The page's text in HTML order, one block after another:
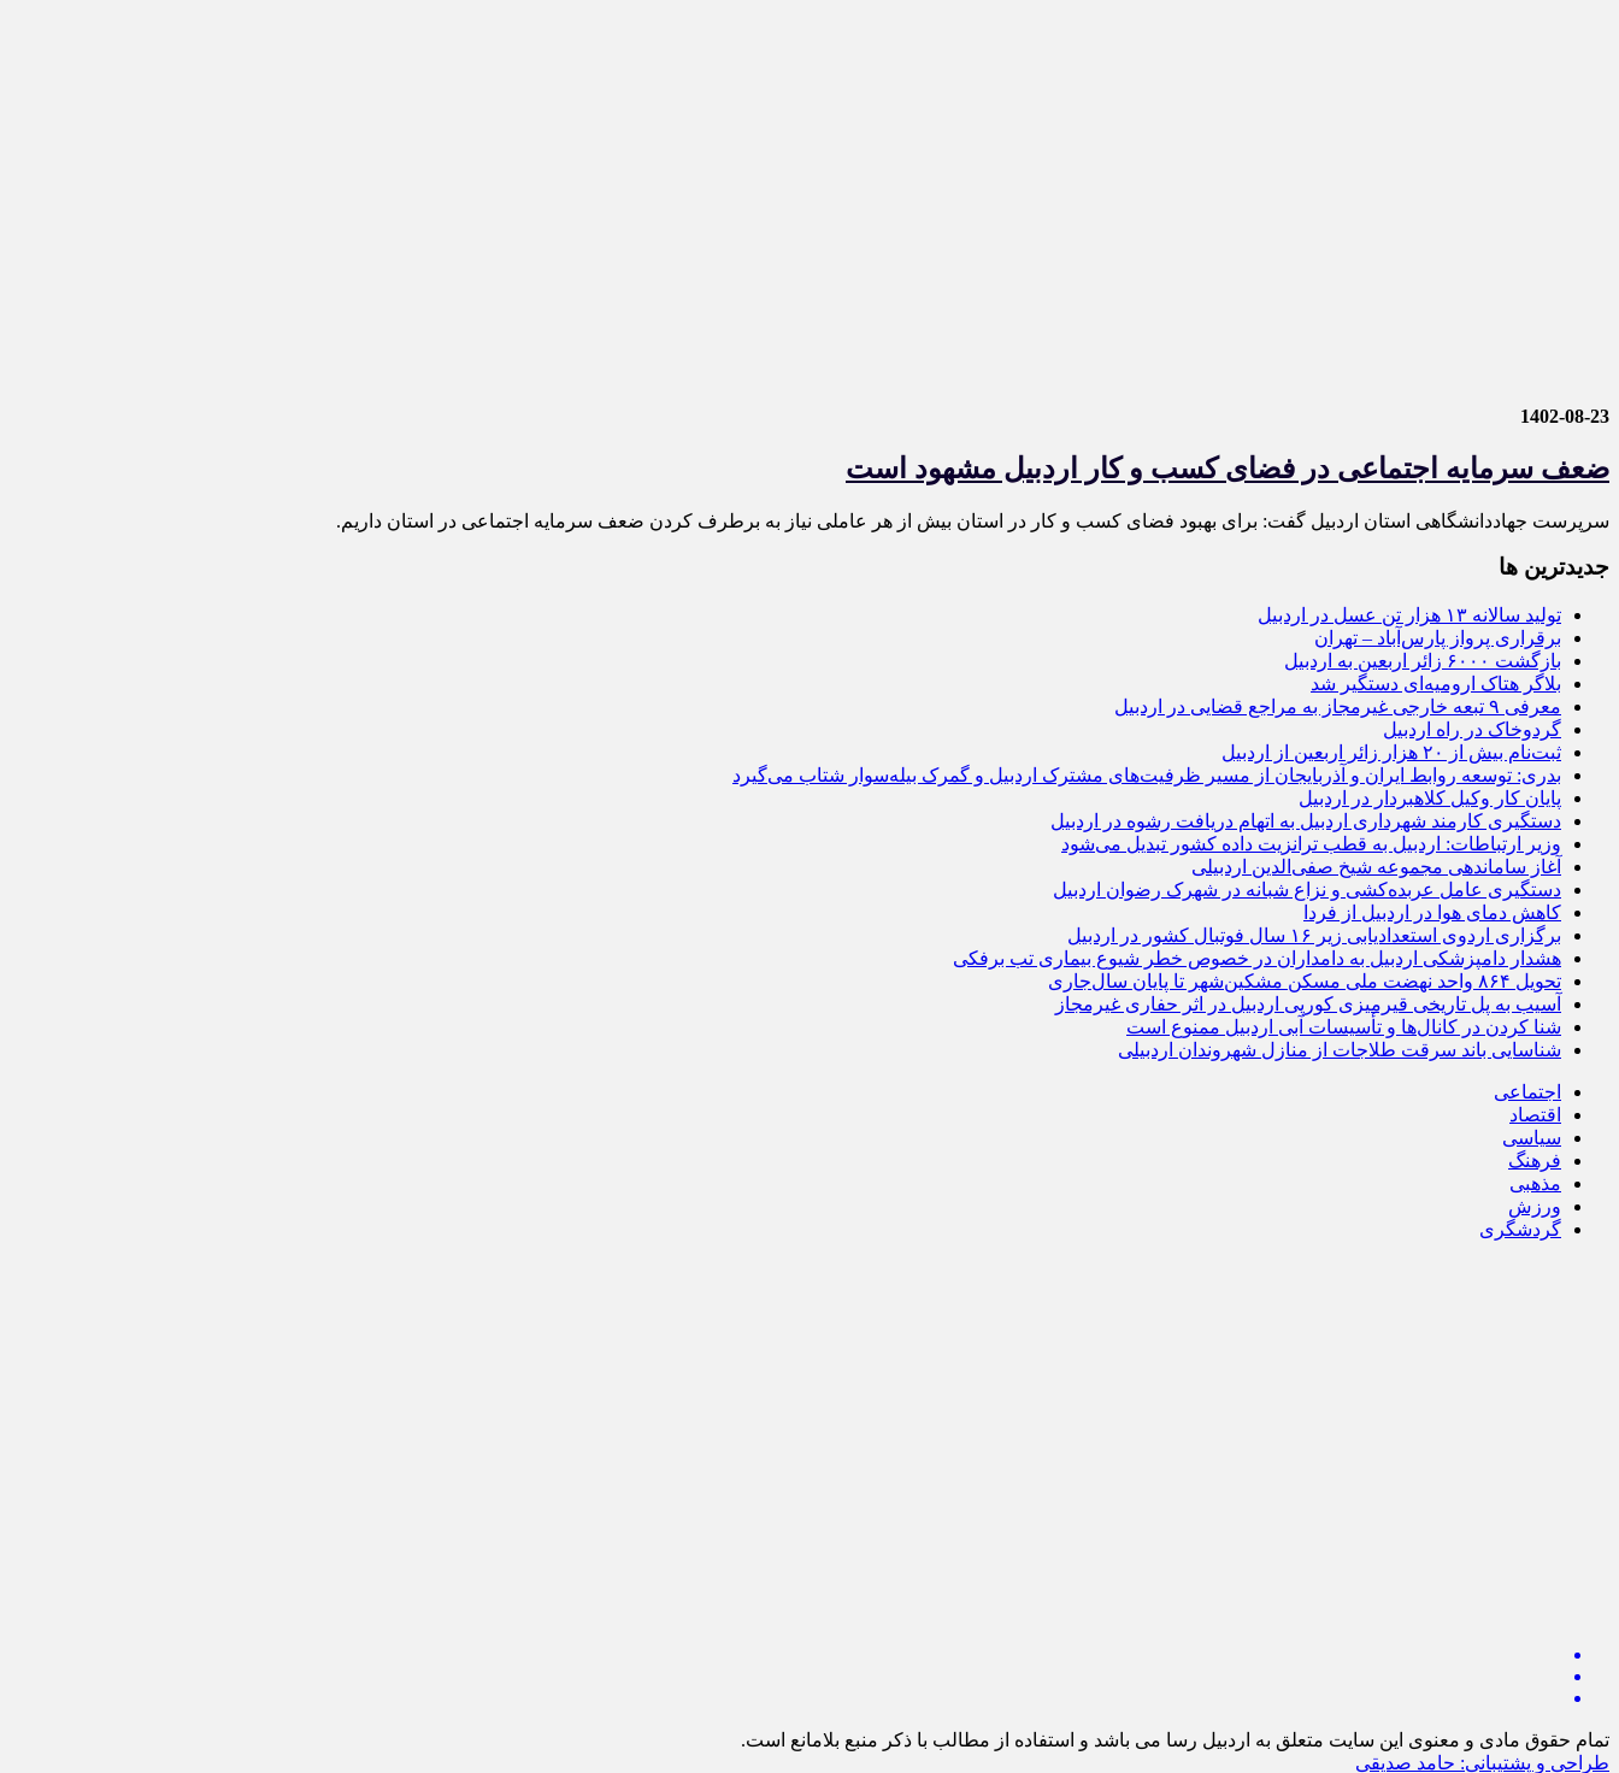
1402-08-23
ضعف سرمایه اجتماعی در فضای کسب و کار اردبیل مشهود است
سرپرست جهاددانشگاهی استان اردبیل گفت: برای بهبود فضای کسب و کار در استان بیش از هر عاملی نیاز به برطرف کردن ضعف سرمایه اجتماعی در استان داریم.
جديدترين ها
تولید سالانه ۱۳ هزار تن عسل در اردبیل
برقراری پرواز پارس‌آباد – تهران
بازگشت ۶۰۰۰ زائر اربعین به اردبیل
بلاگر هتاک ارومیه‌ای دستگیر شد
معرفی ۹ تبعه خارجی غیرمجاز به مراجع قضایی در اردبیل
گردوخاک در راه اردبیل
ثبت‌نام بیش از ۲۰ هزار زائر اربعین از اردبیل
بدری: توسعه روابط ایران و آذربایجان از مسیر ظرفیت‌های مشترک اردبیل و گمرک بیله‌سوار شتاب می‌گیرد
پایان کار وکیل کلاهبردار در اردبیل
دستگیری کارمند شهرداری اردبیل به اتهام دریافت رشوه در اردبیل
وزیر ارتباطات: اردبیل به قطب ترانزیت داده کشور تبدیل می‌شود
آغاز ساماندهی مجموعه شیخ صفی‌الدین اردبیلی
دستگیری عامل عربده‌کشی و نزاع شبانه در شهرک رضوان اردبیل
کاهش دمای هوا در اردبیل از فردا
برگزاری اردوی استعدادیابی زیر ۱۶ سال فوتبال کشور در اردبیل
هشدار دامپزشکی اردبیل به دامداران در خصوص خطر شیوع بیماری تب برفکی
تحویل ۸۶۴ واحد نهضت ملی مسکن مشکین‌شهر تا پایان سال‌جاری
آسیب به پل تاریخی قیرمیزی کورپی اردبیل در اثر حفاری غیرمجاز
شنا کردن در کانال‌ها و تأسیسات آبی اردبیل ممنوع است
شناسایی باند سرقت طلاجات از منازل شهروندان اردبیلی
اجتماعی
اقتصاد
سیاسی
فرهنگ
مذهبی
ورزش
گردشگری
تمام حقوق مادی و معنوی این سایت متعلق به اردبیل رسا می باشد و استفاده از مطالب با ذکر منبع بلامانع است.
طراحی و پشتیبانی: حامد صدیقی